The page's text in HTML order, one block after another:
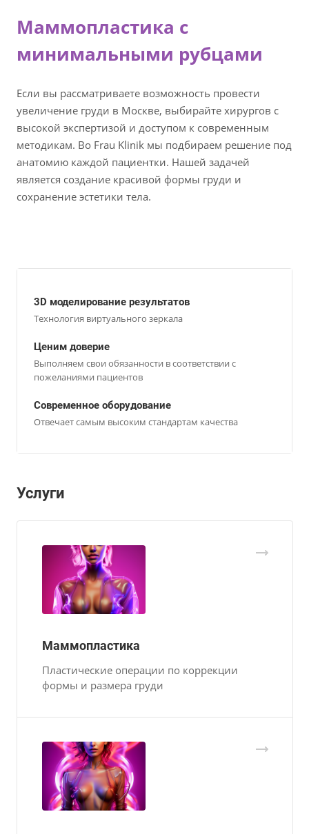
Маммопластика с
минимальными рубцами
Если вы рассматриваете возможность провести
увеличение груди в Москве, выбирайте хирургов с
высокой экспертизой и доступом к современным
методикам. Во Frau Klinik мы подбираем решение под
анатомию каждой пациентки. Нашей задачей
является создание красивой формы груди и
сохранение эстетики тела.
3D моделирование результатов
Технология виртуального зеркала
Ценим доверие
Выполняем свои обязанности в соответствии с
пожеланиями пациентов
Современное оборудование
Отвечает самым высоким стандартам качества
Услуги
Маммопластика
Пластические операции по коррекции
формы и размера груди